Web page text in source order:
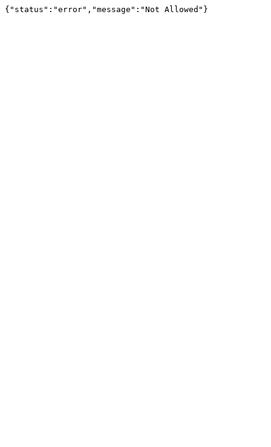
{"status":"error","message":"Not Allowed"}